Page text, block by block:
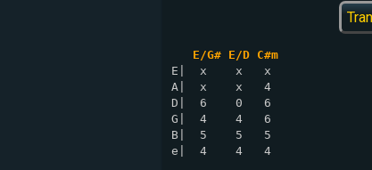
E/G# E/D C#m
E|  x    x   x
A|  x    x   4
D|  6    0   6
G|  4    4   6
B|  5    5   5
e|  4    4   4